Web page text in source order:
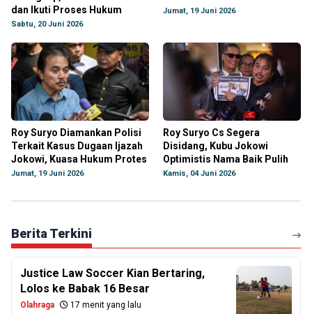
dan Ikuti Proses Hukum
Sabtu, 20 Juni 2026
Jumat, 19 Juni 2026
Roy Suryo Diamankan Polisi
Terkait Kasus Dugaan Ijazah
Jokowi, Kuasa Hukum Protes
Jumat, 19 Juni 2026
Roy Suryo Cs Segera
Disidang, Kubu Jokowi
Optimistis Nama Baik Pulih
Kamis, 04 Juni 2026
Berita Terkini
Justice Law Soccer Kian Bertaring,
Lolos ke Babak 16 Besar
Olahraga 17 menit yang lalu